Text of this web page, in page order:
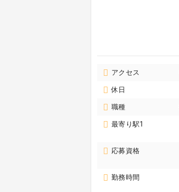
アクセス
休日
職種
最寄り駅1
応募資格
勤務時間